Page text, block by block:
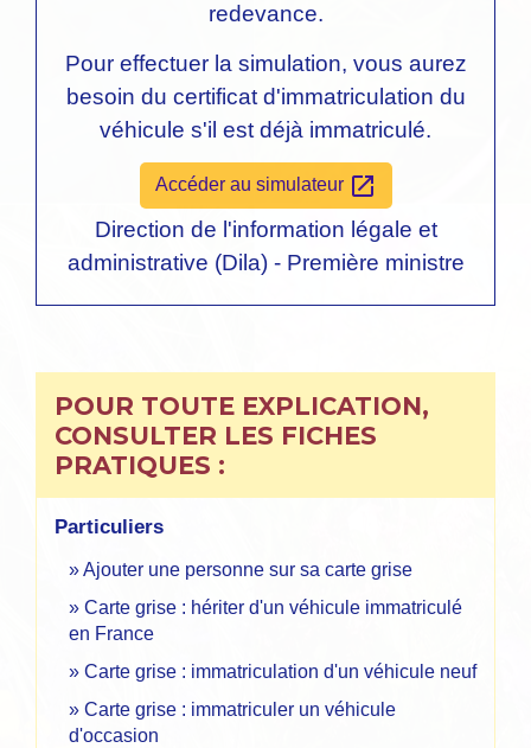
redevance.
Pour effectuer la simulation, vous aurez
besoin du certificat d'immatriculation du
véhicule s'il est déjà immatriculé.
Accéder au simulateur open_in_new
Direction de l'information légale et
administrative (Dila) - Première ministre
POUR TOUTE EXPLICATION,
CONSULTER LES FICHES
PRATIQUES :
Particuliers
Ajouter une personne sur sa carte grise
Carte grise : hériter d'un véhicule immatriculé
en France
Carte grise : immatriculation d'un véhicule neuf
Carte grise : immatriculer un véhicule
d'occasion